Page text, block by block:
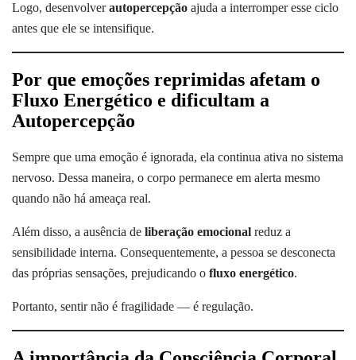
Logo, desenvolverautopercepção ajuda a interromper esse ciclo
antes que ele se intensifique.
Por que emoções reprimidas afetam o
Fluxo Energético e dificultam a
Autopercepção
Sempre que uma emoção é ignorada, ela continua ativa no sistema
nervoso. Dessa maneira, o corpo permanece em alerta mesmo
quando não há ameaça real.
Além disso, a ausência de liberação emocional reduz a
sensibilidade interna. Consequentemente, a pessoa se desconecta
das próprias sensações, prejudicando o fluxo energético.
Portanto, sentir não é fragilidade — é regulação.